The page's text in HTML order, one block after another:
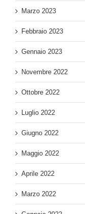
Marzo 2023
Febbraio 2023
Gennaio 2023
Novembre 2022
Ottobre 2022
Luglio 2022
Giugno 2022
Maggio 2022
Aprile 2022
Marzo 2022